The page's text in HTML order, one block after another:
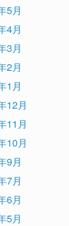
5月
4月
3月
2月
1月
12月
11月
10月
9月
7月
6月
5月